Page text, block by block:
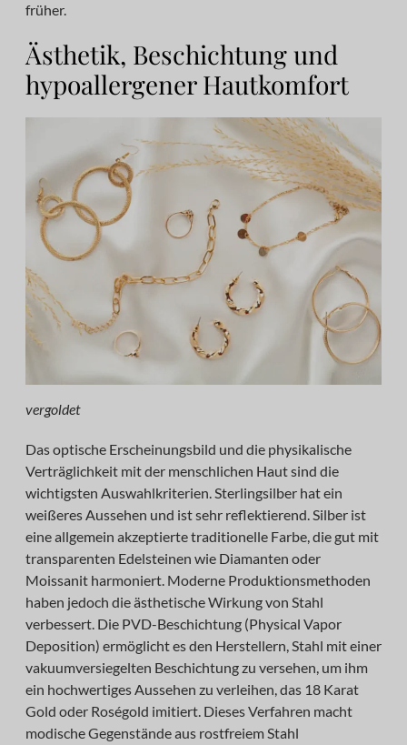
früher.
Ästhetik, Beschichtung und
hypoallergener Hautkomfort
vergoldet
Das optische Erscheinungsbild und die physikalische
Verträglichkeit mit der menschlichen Haut sind die
wichtigsten Auswahlkriterien. Sterlingsilber hat ein
weißeres Aussehen und ist sehr reflektierend. Silber ist
eine allgemein akzeptierte traditionelle Farbe, die gut mit
transparenten Edelsteinen wie Diamanten oder
Moissanit harmoniert. Moderne Produktionsmethoden
haben jedoch die ästhetische Wirkung von Stahl
verbessert. Die PVD-Beschichtung (Physical Vapor
Deposition) ermöglicht es den Herstellern, Stahl mit einer
vakuumversiegelten Beschichtung zu versehen, um ihm
ein hochwertiges Aussehen zu verleihen, das 18 Karat
Gold oder Roségold imitiert. Dieses Verfahren macht
modische Gegenstände aus rostfreiem Stahl